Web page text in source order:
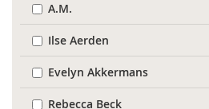
A.M.
Ilse Aerden
Evelyn Akkermans
Rebecca Beck